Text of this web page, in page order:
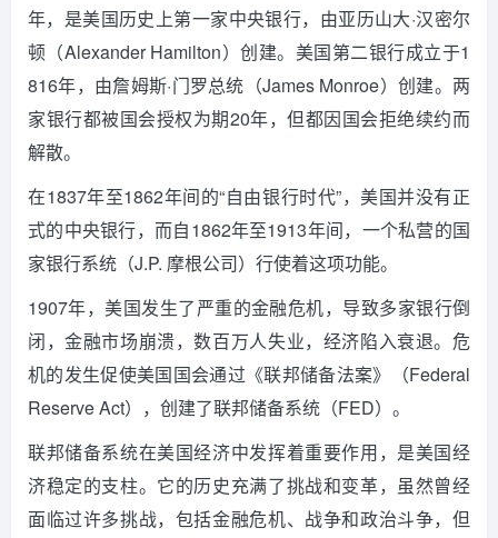
年，是美国历史上第一家中央银行，由亚历山大·汉密尔
顿（Alexander Hamilton）创建。 美国第二银行成立于1
816年，由詹姆斯·门罗总统（James Monroe）创建。 两
家银行都被国会授权为期20年，但都因国会拒绝续约而
解散。
在1837年至1862年间的“自由银行时代”，美国并没有正
式的中央银行，而自1862年至1913年间，一个私营的国
家银行系统（J.P. 摩根公司）行使着这项功能。
1907年，美国发生了严重的金融危机，导致多家银行倒
闭，金融市场崩溃，数百万人失业，经济陷入衰退。 危
机的发生促使美国国会通过《联邦储备法案》（Federal
Reserve Act），创建了联邦储备系统（FED）。
联邦储备系统在美国经济中发挥着重要作用，是美国经
济稳定的支柱。 它的历史充满了挑战和变革，虽然曾经
面临过许多挑战，包括金融危机、战争和政治斗争，但